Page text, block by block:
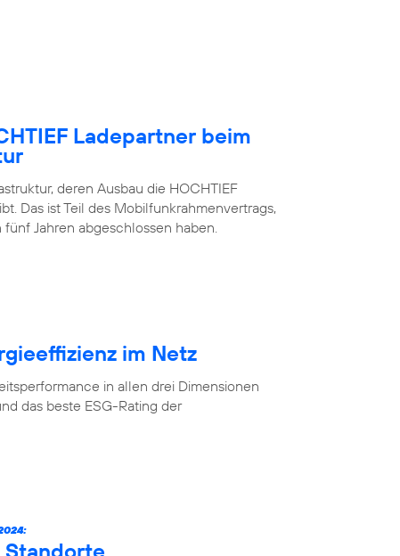
Ladepartner beim
deren Ausbau die HOCHTIEF
Das ist Teil des Mobilfunkrahmenvertrags,
Jahren abgeschlossen haben.
im Netz
in allen drei Dimensionen
das beste ESG-Rating der